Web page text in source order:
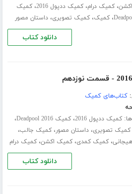
،کمیک درام،کمیک ددپول 2016 ،کمیک
،کمیک،کمیک تصویری،داستان مصور
دانلود کتاب
کتاب‌های کمیک
کمیک ددپول 2016 ،کمیک Deadpool 2016 ،
کمیک تصویری،داستان مصور،کمیک جالب،
،کمیک کمدی،کمیک اکشن،کمیک درام
دانلود کتاب